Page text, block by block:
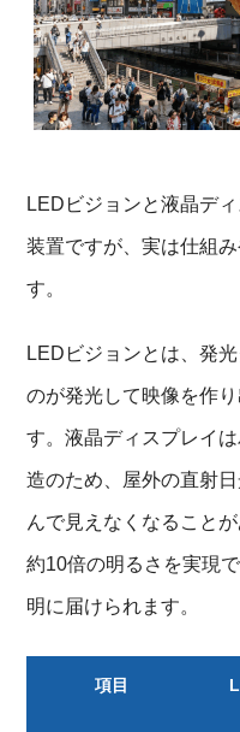
LEDビジョンと液晶デ
装置ですが、実は仕組
す。
LEDビジョンとは、発
のが発光して映像を作
す。液晶ディスプレイ
造のため、屋外の直射
んで見えなくなること
約10倍の明るさを実現
明に届けられます。
項目